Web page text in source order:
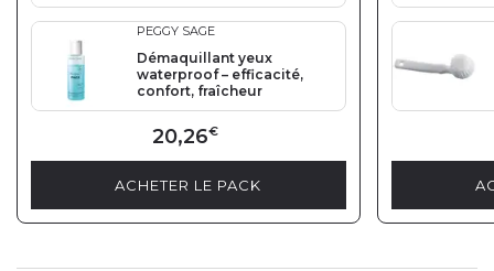
PEGGY SAGE
Démaquillant yeux
waterproof – efficacité,
confort, fraîcheur
20,26€
ACHETER LE PACK